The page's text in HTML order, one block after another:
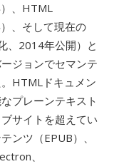
、HTML
、そして現在の
、2014年公開）と
ジョンでセマンテ
HTMLドキュメン
プレーンテキスト
サイトを超えてい
ンツ（EPUB）、
、